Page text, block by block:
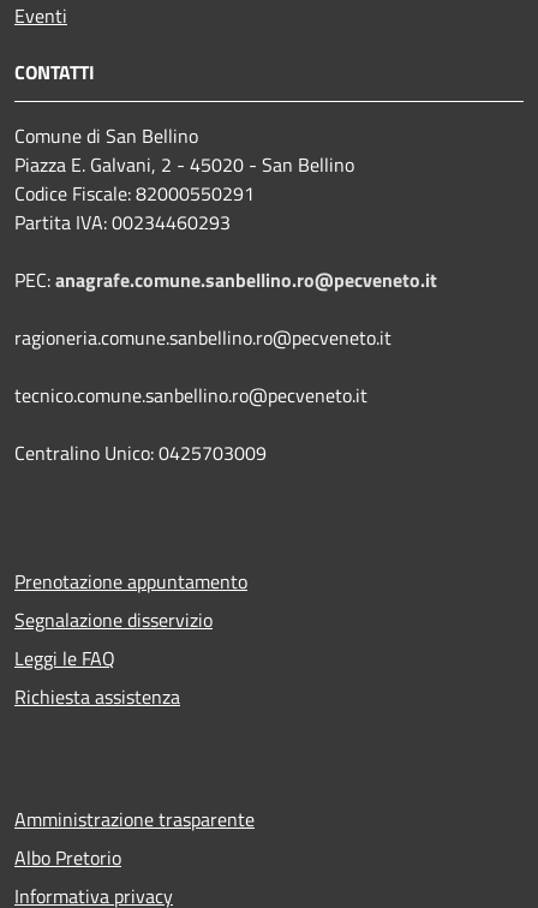
Eventi
CONTATTI
Comune di San Bellino
Piazza E. Galvani, 2 - 45020 - San Bellino
Codice Fiscale: 82000550291
Partita IVA: 00234460293
PEC:anagrafe.comune.sanbellino.ro@pecveneto.it
ragioneria.comune.sanbellino.ro@pecveneto.it
tecnico.comune.sanbellino.ro@pecveneto.it
Centralino Unico: 0425703009
Prenotazione appuntamento
Segnalazione disservizio
Leggi le FAQ
Richiesta assistenza
Amministrazione trasparente
Albo Pretorio
Informativa privacy